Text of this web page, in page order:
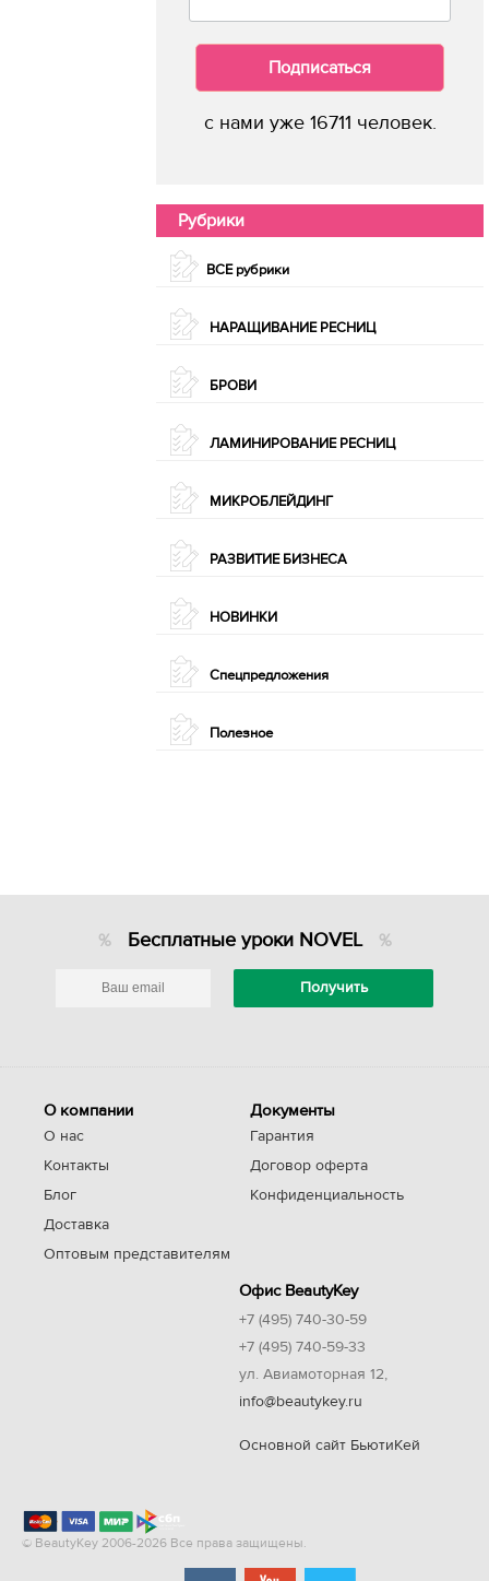
Подписаться
с нами уже 16711 человек.
Рубрики
ВСЕ рубрики
НАРАЩИВАНИЕ РЕСНИЦ
БРОВИ
ЛАМИНИРОВАНИЕ РЕСНИЦ
МИКРОБЛЕЙДИНГ
РАЗВИТИЕ БИЗНЕСА
НОВИНКИ
Спецпредложения
Полезное
Бесплатные уроки NOVEL
О компании
О нас
Контакты
Блог
Доставка
Оптовым представителям
Документы
Гарантия
Договор оферта
Конфиденциальность
Офис BeautyKey
+7 (495) 740-30-59
+7 (495) 740-59-33
ул. Авиамоторная 12,
info@beautykey.ru
Основной сайт БьютиКей
© BeautyKey 2006-2026 Все права защищены.